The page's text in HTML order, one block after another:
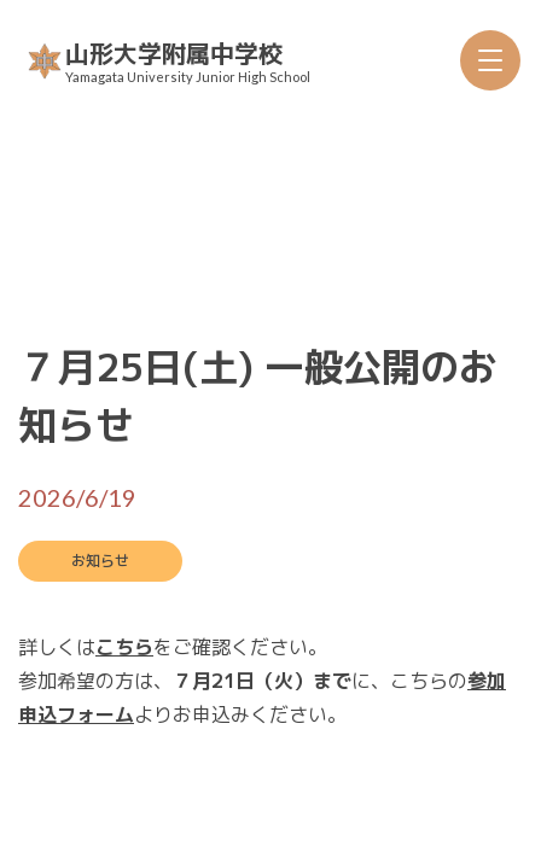
山形大学附属中学校
Yamagata University Junior High School
沿革
年間行事
教科書採択
募集要項
学校説明会
入学者選考
７月25日(土) 一般公開のお
知らせ
2026/6/19
お知らせ
詳しくはこちらをご確認ください。
参加希望の方は、
７月21日（火）までに、こちらの参加
申込フォームよりお申込みください。